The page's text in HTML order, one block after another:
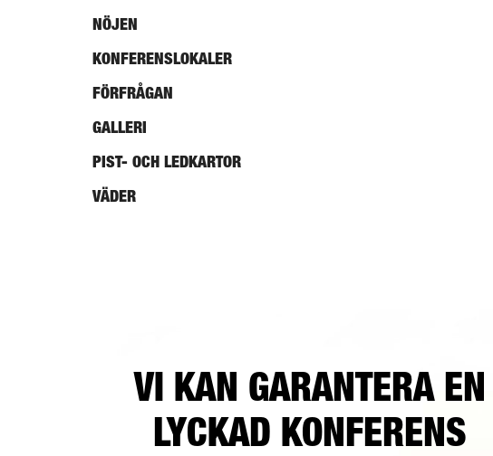
NÖJEN
KONFERENSLOKALER
FÖRFRÅGAN
GALLERI
PIST- OCH LEDKARTOR
VÄDER
VI KAN GARANTERA EN
LYCKAD KONFERENS